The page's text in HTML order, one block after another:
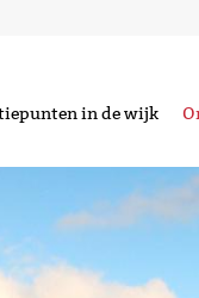
in de wijk